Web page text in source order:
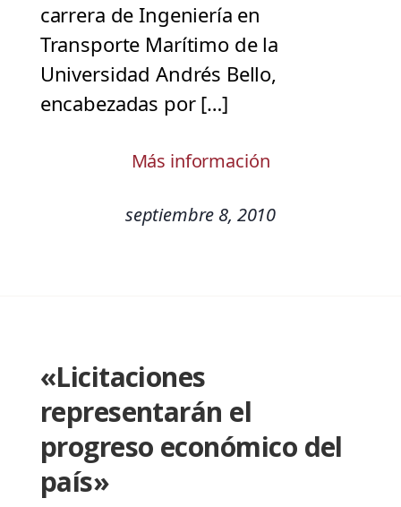
carrera de Ingeniería en
Transporte Marítimo de la
Universidad Andrés Bello,
encabezadas por […]
Más información
septiembre 8, 2010
«Licitaciones
representarán el
progreso económico del
país»